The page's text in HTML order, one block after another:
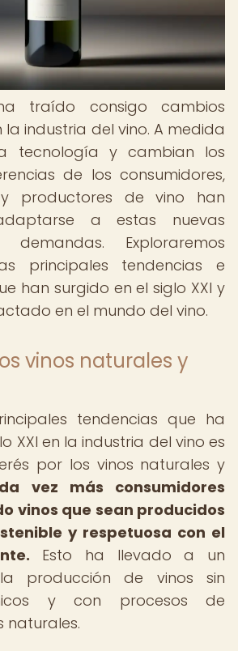
traído consigo cambios
la industria del vino. A medida
tecnología y cambian los
de los consumidores,
productores de vino han
a estas nuevas
Exploraremos
principales tendencias e
han surgido en el siglo XXI y
en el mundo del vino.
vinos naturales y
tendencias que ha
XXI en la industria del vino es
por los vinos naturales y
vez más consumidores
vinos que sean producidos
y respetuosa con el
Esto ha llevado a un
producción de vinos sin
y con procesos de
naturales.